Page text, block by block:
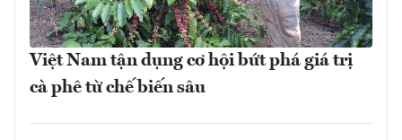
Việt Nam tận dụng cơ hội bứt phá giá trị
cà phê từ chế biến sâu